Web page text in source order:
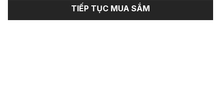
TIẾP TỤC MUA SẮM